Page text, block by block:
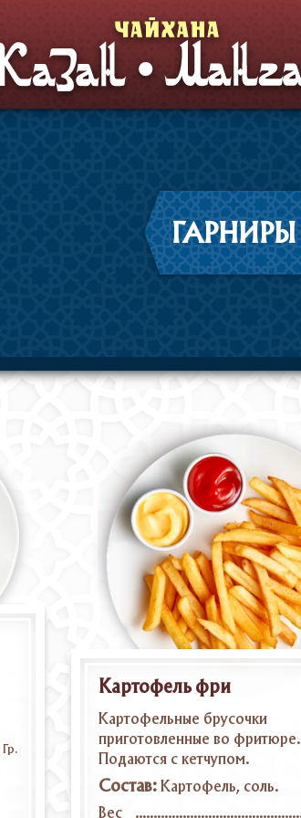
ГАРНИРЫ
Гр.
Картофель фри
Картофельные брусочки
приготовленные во фритюре.
Подаются с кетчупом.
Состав: Картофель, соль.
Вес